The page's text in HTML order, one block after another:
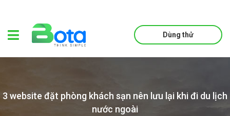
Dùng thử
3 website đặt phòng khách sạn nên lưu lại khi đi du lịch
nước ngoài